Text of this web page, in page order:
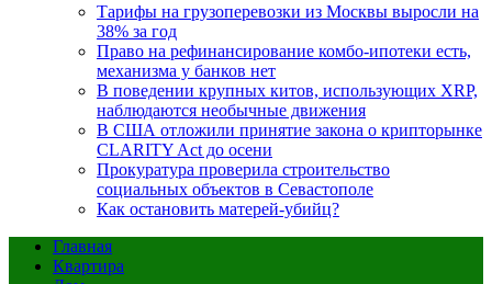
Тарифы на грузоперевозки из Москвы выросли на
38% за год
Право на рефинансирование комбо-ипотеки есть,
механизма у банков нет
В поведении крупных китов, использующих XRP,
наблюдаются необычные движения
В США отложили принятие закона о крипторынке
CLARITY Act до осени
Прокуратура проверила строительство
социальных объектов в Севастополе
Как остановить матерей-убийц?
Главная
Квартира